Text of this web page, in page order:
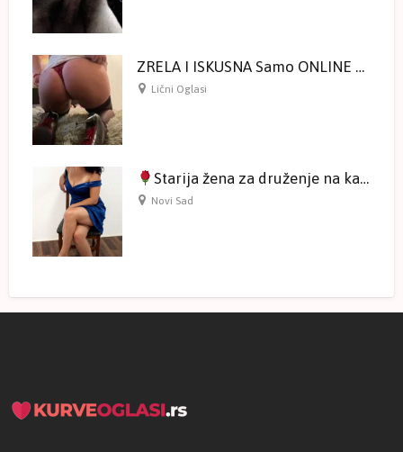
ZRELA I ISKUSNA Samo ONLINE druženje na kameri
Lični Oglasi
Starija žena za druženje na kameri
Novi Sad